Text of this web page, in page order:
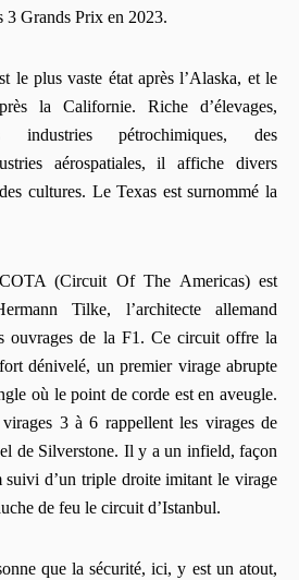
3 Grands Prix en 2023.
le plus vaste état après l’Alaska, et le
la Californie. Riche d’élevages,
industries pétrochimiques, des
aérospatiales, il affiche divers
cultures. Le Texas est surnommé la
(Circuit Of The Americas) est
Tilke, l’architecte allemand
ouvrages de la F1. Ce circuit offre la
dénivelé, un premier virage abrupte
où le point de corde est en aveugle.
virages 3 à 6 rappellent les virages de
de Silverstone. Il y a un infield, façon
suivi d’un triple droite imitant le virage
de feu le circuit d’Istanbul.
que la sécurité, ici, y est un atout,